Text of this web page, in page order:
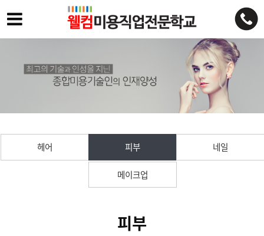
헤어 피부 네일
메이크업
피부